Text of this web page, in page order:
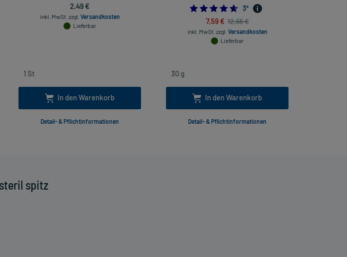
spitz
2,49 €
inkl. MwSt. zzgl. Versandkosten
Lieferbar
In den Warenkorb
Detail- & Pflichtinformationen
4.666666666666667
3*
7,59 € 12,66 €
inkl. MwSt. zzgl. Versandkosten
Lieferbar
In den Warenkorb
Detail- & Pflichtinformationen